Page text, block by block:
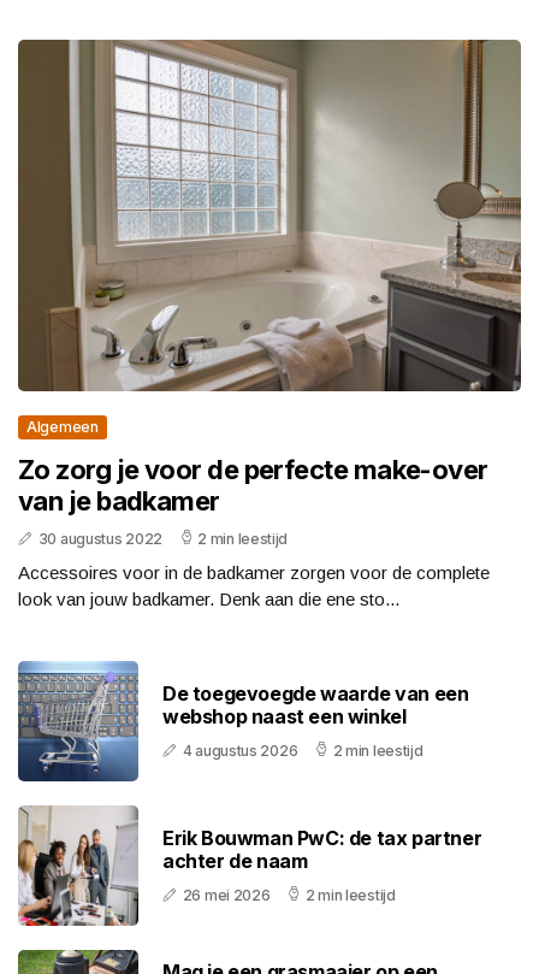
Algemeen
Zo zorg je voor de perfecte make-over
van je badkamer
30 augustus 2022 2 min leestijd
Accessoires voor in de badkamer zorgen voor de complete
look van jouw badkamer. Denk aan die ene sto...
De toegevoegde waarde van een
webshop naast een winkel
4 augustus 2026 2 min leestijd
Erik Bouwman PwC: de tax partner
achter de naam
26 mei 2026 2 min leestijd